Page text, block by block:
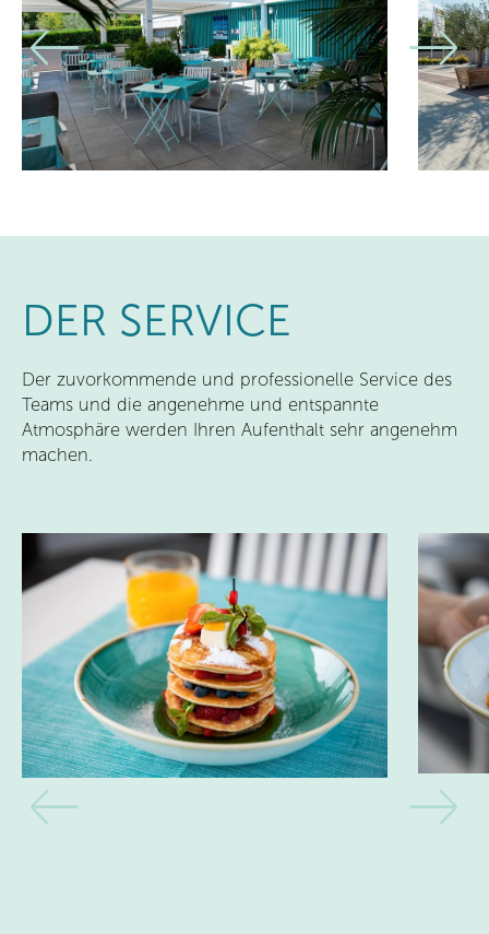
DER SERVICE
Der zuvorkommende und professionelle Service des
Teams und die angenehme und entspannte
Atmosphäre werden Ihren Aufenthalt sehr angenehm
machen.